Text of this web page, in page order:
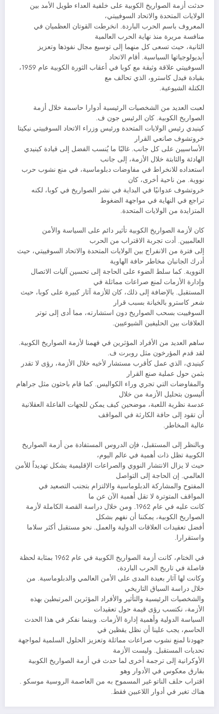
حدثت أزمة الصواريخ الكوبية على خلفية العداء طويل الأمد بين
الولايات المتحدة والاتحاد السوفييتي،
المعروف باسم الحرب الباردة. انخرطت القوتان العظميان في
منافسة مريرة منذ نهاية الحرب العالمية
الثانية، حيث تسعى كل منهما إلى توسيع مجال نفوذها وتعزيز
أيديولوجياتها السياسية. أقام الاتحاد
السوفييتي علاقة وثيقة مع كوبا في أعقاب الثورة الكوبية عام 1959،
بقيادة فيدل كاسترو، الذي تحالف مع
الكتلة الشيوعية.
لعبت العديد من الشخصيات الرئيسية أدوارا حاسمة خلال أزمة
الصواريخ الكوبية. كان الرئيس جون ف.
كينيدي رئيس الولايات المتحدة ورئيس وزراء الاتحاد السوفييتي نيكيتا
خروتشوف صانعي القرار
الأساسيين على كل جانب. غالبًا ما يُنسب الفضل إلى قيادة كينيدي
الهادئة والثابتة خلال الأزمة، إلى جانب
استعداده للانخراط في مفاوضات دبلوماسية، في منع نشوب حرب
نووية. من ناحية أخرى، كان
خروتشوف عدوانيًا في البداية في نشر الصواريخ في كوبا، لكنه
تراجع في النهاية في مواجهة الضغوط
المتزايدة من الولايات المتحدة.
كان لأزمة الصواريخ الكوبية تأثير دائم على السياسة والأمن
العالميين. أدت تجربة الاقتراب من الحرب
إلى فترة من الانفراج بين الولايات المتحدة والاتحاد السوفييتي، حيث
أدرك الجانبان مخاطر حافة الهاوية
النووية. كما سلط الضوء على الحاجة إلى تحسين آليات الاتصال
وإدارة الأزمات لمنع صراعات مماثلة في
المستقبل. بالإضافة إلى ذلك، كان للأزمة آثار كبيرة على كوبا، حيث
شعر كاسترو بالخيانة بسبب قرار
السوفييت بسحب الصواريخ دون استشارته، مما أدى إلى توتر
العلاقات بين الحليفين الشيوعيين.
ساهم العديد من الأفراد المؤثرين في فهمنا لأزمة الصواريخ الكوبية.
لقد قدم المؤرخون مثل روبرت ف.
كينيدي، الذي عمل كأقرب مستشار لأخيه خلال الأزمة، رؤى لا تقدر
بثمن حول عملية صنع القرار
والمفاوضات التي تجري وراء الكواليس. كما قام باحثون مثل جراهام
أليسون بتحليل الأزمة من خلال
عدسة نظرية اللعبة، موضحين كيف يمكن للجهات الفاعلة العقلانية
أن تقود إلى حافة الكارثة في المواقف
عالية المخاطر.
وبالنظر إلى المستقبل، فإن الدروس المستفادة من أزمة الصواريخ
الكوبية تظل ذات أهمية في عالم اليوم،
حيث لا يزال الانتشار النووي والصراعات الإقليمية يشكل تهديداً للأمن
العالمي. إن الحاجة إلى التواصل
المفتوح والمشاركة الدبلوماسية والالتزام بتجنب التصعيد في
المواقف المتوترة لا تقل أهمية الآن عن ما
كانت عليه في عام 1962. ومن خلال دراسة القصة الكاملة لأزمة
الصواريخ الكوبية، يمكننا أن نفهم بشكل
أفضل تعقيدات العلاقات الدولية والعمل. نحو مستقبل أكثر سلاما
واستقرارا.
في الختام، كانت أزمة الصواريخ الكوبية في عام 1962 بمثابة لحظة
فاصلة في تاريخ الحرب الباردة،
وكانت لها آثار بعيدة المدى على الأمن العالمي والدبلوماسية. من
خلال دراسة السياق التاريخي
والشخصيات الرئيسية والتأثير والأفراد المؤثرين المرتبطين بهذه
الأزمة، نكتسب رؤى قيمة حول تعقيدات
السياسة الدولية وأهمية إدارة الأزمات. وبينما نفكر في هذا الحدث
الحاسم، يجب علينا أن نظل يقظين في
جهودنا لمنع نشوب صراعات مماثلة وتعزيز الحلول السلمية لمواجهة
تحديات المستقبل. وليست الأزمة
الأوكرانية إلى ترجمة أخرى لما حدث في أزمة الصواريخ الكوبية
بفارق معكوس في الأدوار وهو
اقتراب حلف الناتو غير المسموح به من العاصمة الروسية موسكو .
هناك تغير في أدوار اللاعبين فقط.